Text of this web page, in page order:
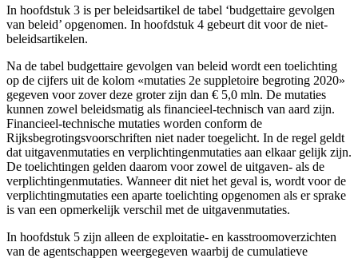
In hoofdstuk 3 is per beleidsartikel de tabel ‘budgettaire gevolgen
van beleid’ opgenomen. In hoofdstuk 4 gebeurt dit voor de niet-
beleidsartikelen.
Na de tabel budgettaire gevolgen van beleid wordt een toelichting
op de cijfers uit de kolom «mutaties 2e suppletoire begroting 2020»
gegeven voor zover deze groter zijn dan € 5,0 mln. De mutaties
kunnen zowel beleidsmatig als financieel-technisch van aard zijn.
Financieel-technische mutaties worden conform de
Rijksbegrotingsvoorschriften niet nader toegelicht. In de regel geldt
dat uitgavenmutaties en verplichtingenmutaties aan elkaar gelijk zijn.
De toelichtingen gelden daarom voor zowel de uitgaven- als de
verplichtingenmutaties. Wanneer dit niet het geval is, wordt voor de
verplichtingmutaties een aparte toelichting opgenomen als er sprake
is van een opmerkelijk verschil met de uitgavenmutaties.
In hoofdstuk 5 zijn alleen de exploitatie- en kasstroomoverzichten
van de agentschappen weergegeven waarbij de cumulatieve